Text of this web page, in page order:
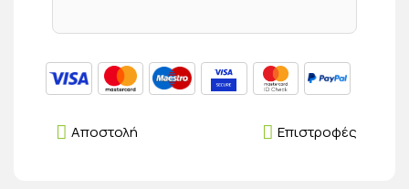
Επιστροφές
Αποστολή